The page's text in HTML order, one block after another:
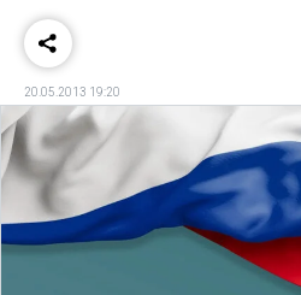
20.05.2013 19:20